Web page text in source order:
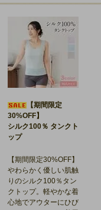
【期間限定
30%OFF】
シルク100％ タンクト
ップ
【期間限定30%OFF】
やわらかく優しい肌触
りのシルク100％タン
クトップ。軽やかな着
心地でアウターにひび